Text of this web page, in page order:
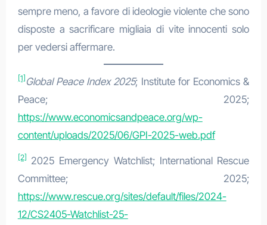
sempre meno, a favore di ideologie violente che sono
disposte a sacrificare migliaia di vite innocenti solo
per vedersi affermare.
[1] Global Peace Index 2025; Institute for Economics &
Peace; 2025;
https://www.economicsandpeace.org/wp-
content/uploads/2025/06/GPI-2025-web.pdf
[2]
2025 Emergency Watchlist; International Rescue
Committee; 2025;
https://www.rescue.org/sites/default/files/2024-
12/CS2405-Watchlist-25-